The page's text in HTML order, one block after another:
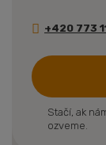
+420 773
Stačí, ak
ozveme.